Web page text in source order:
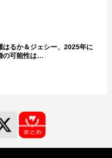
はるか＆ジェシー、2025年に
の可能性は…